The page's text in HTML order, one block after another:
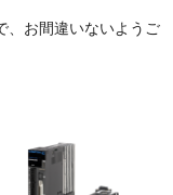
、お間違いないようご